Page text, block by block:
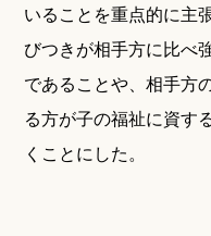
いることを重点的に主
びつきが相手方に比べ
であることや、相手方
る方が子の福祉に資す
くことにした。